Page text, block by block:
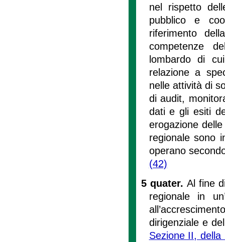
nel rispetto
pubblico e
riferimento
competenze
lombardo di
relazione a
nelle attività di
di audit,
dati e gli esiti
erogazione
regionale sono
operano
(42)
5 quater. Al fine
regionale in
dirigenziale e
Sezione II,